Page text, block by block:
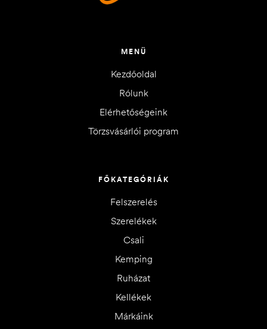
MENÜ
Kezdőoldal
Rólunk
Elérhetőségeink
Törzsvásárlói program
FŐKATEGÓRIÁK
Felszerelés
Szerelékek
Csali
Kemping
Ruházat
Kellékek
Márkáink